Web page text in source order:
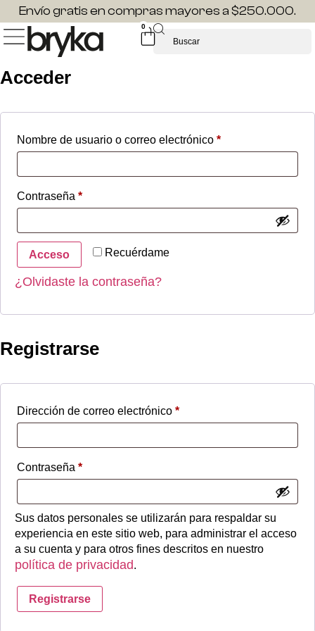
Envío gratis en compras mayores a $250.000.
0
Acceder
Nombre de usuario o correo electrónico *
Contraseña *
Recuérdame
Acceso
¿Olvidaste la contraseña?
Registrarse
Dirección de correo electrónico *
Contraseña *
Sus datos personales se utilizarán para respaldar su
experiencia en este sitio web, para administrar el acceso
a su cuenta y para otros fines descritos en nuestro
política de privacidad.
Registrarse